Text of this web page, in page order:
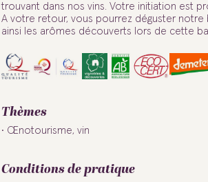
trouvant dans nos vins. Votre initiation est
A votre retour, vous pourrez déguster
ainsi les arômes découverts lors de cette
Thèmes
Œnotourisme, vin
Conditions de pratique